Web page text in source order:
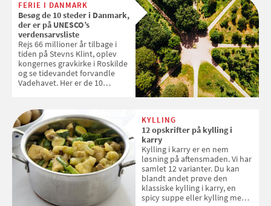
tøjvasken
FERIE I DANMARK
Besøg de 10 steder i Danmark,
der er på UNESCO’s
verdensarvsliste
Rejs 66 millioner år tilbage i
tiden på Stevns Klint, oplev
kongernes gravkirke i Roskilde
og se tidevandet forvandle
Vadehavet. Her er de 10
KYLLING
12 opskrifter på kylling i
karry
Kylling i karry er en nem
løsning på aftensmaden. Vi har
samlet 12 varianter. Du kan
blandt andet prøve den
klassiske kylling i karry, en
spicy suppe eller kylling med